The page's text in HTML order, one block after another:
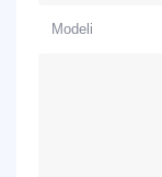
Modeli